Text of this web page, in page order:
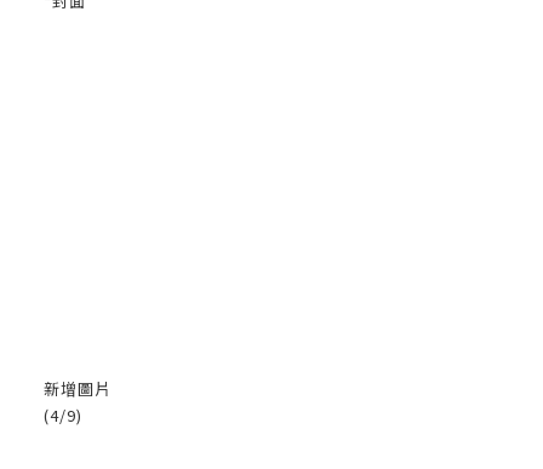
新增圖片
(4/9)